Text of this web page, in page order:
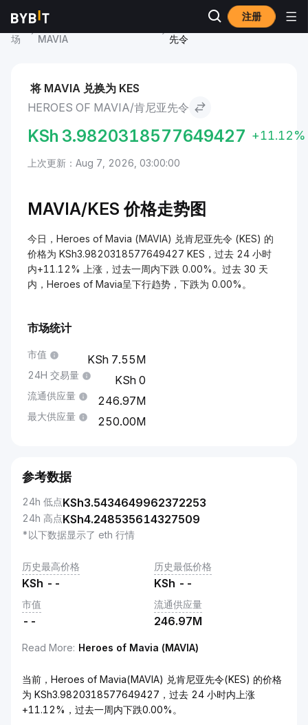
注册
市
场
Heroes of Mavia 价格
MAVIA
Heroes of Mavia to 肯尼亚
先令
将 MAVIA 兑换为 KES
HEROES OF MAVIA/肯尼亚先令
KSh 3.9820318577649427 +11.12%
上次更新：Aug 7, 2026, 03:00:00
MAVIA/KES 价格走势图
今日，Heroes of Mavia (MAVIA) 兑肯尼亚先令 (KES) 的
价格为 KSh3.9820318577649427 KES，过去 24 小时
内+11.12% 上涨，过去一周内下跌 0.00%。过去 30 天
内，Heroes of Mavia呈下行趋势，下跌为 0.00%。
市场统计
市值 7.55M
24H 交易量 0
流通供应量 246.97M
最大供应量 250.00M
参考数据
24h 低点KSh3.5434649962372253
24h 高点KSh4.248535614327509
*以下数据显示了 eth 行情
历史最高价格
KSh --
历史最低价格
KSh --
市值
--
流通供应量
246.97M
Read More: Heroes of Mavia (MAVIA)
当前，Heroes of Mavia(MAVIA) 兑肯尼亚先令(KES) 的价格
为 KSh3.9820318577649427，过去 24 小时内上涨
+11.12%，过去一周内下跌0.00%。